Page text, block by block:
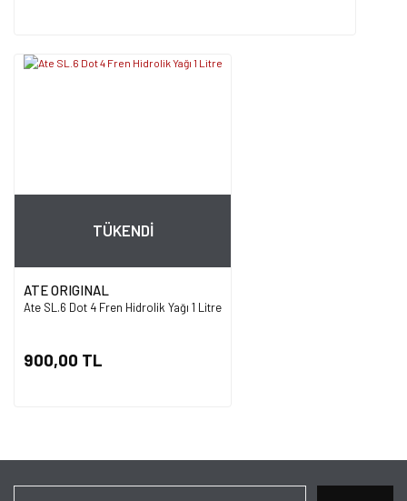
TÜKENDİ
ATE ORIGINAL
Ate SL.6 Dot 4 Fren Hidrolik Yağı 1 Litre
900,00 TL